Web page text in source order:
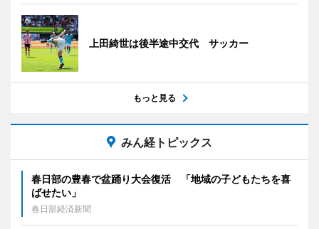
上田綺世は後半途中交代 サッカー
もっと見る
みん経トピックス
春日部の豊春で盆踊り大会復活 「地域の子どもたちを喜
ばせたい」
春日部経済新聞